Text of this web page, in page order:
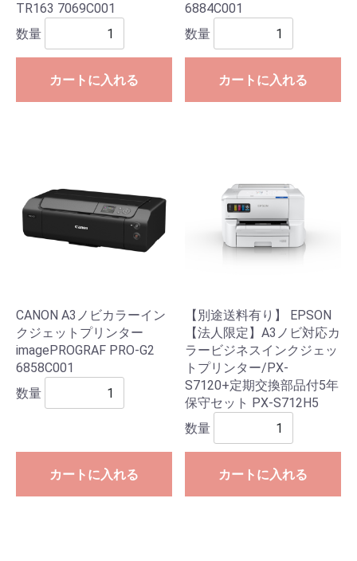
TR163 7069C001
数量
カートに入れる
6884C001
数量
カートに入れる
CANON A3ノビカラーイン
クジェットプリンター
imagePROGRAF PRO-G2
6858C001
数量
カートに入れる
【別途送料有り】 EPSON
【法人限定】A3ノビ対応カ
ラービジネスインクジェッ
トプリンター/PX-
S7120+定期交換部品付5年
保守セット PX-S712H5
数量
カートに入れる